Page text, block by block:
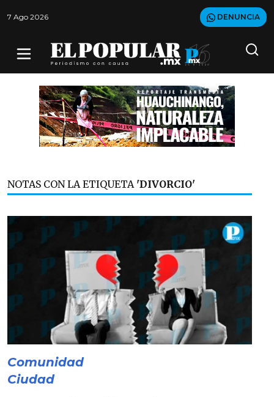
7 Ago 2026 DENUNCIA
NOTAS CON LA ETIQUETA 'DIVORCIO'
Comunidad
Ciudad